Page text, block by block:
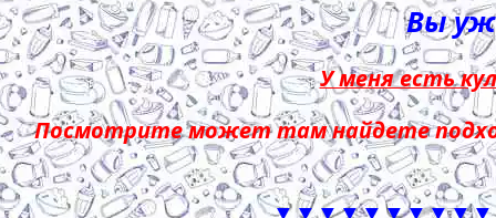
Вы
У меня есть
Посмотрите может там найдете